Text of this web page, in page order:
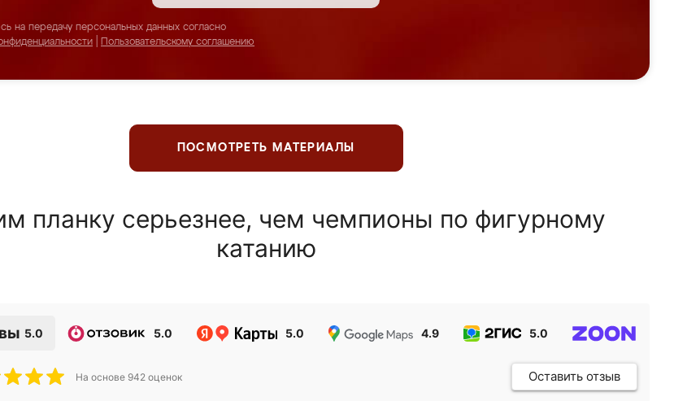
на передачу персональных данных согласно
Пользовательскому соглашению
ПОСМОТРЕТЬ МАТЕРИАЛЫ
планку серьезнее, чем чемпионы по фигурному
катанию
5.0 5.0 5.0 4.9 5.0
На основе 942 оценок Оставить отзыв